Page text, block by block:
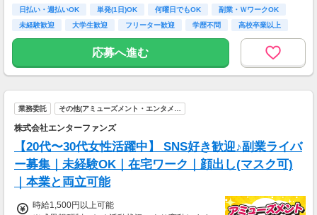
日払い・週払いOK 単発(1日)OK 何曜日でもOK
副業・ＷワークOK
未経験歓迎
大学生歓迎 フリーター歓迎 学歴不問 高校卒業以上
応募へ進む
業務委託 その他(アミューズメント・エンタメ…
株式会社エンターファンズ
【20代〜30代女性活躍中】 SNS好き歓迎♪副業ライバ
ー募集｜未経験OK｜在宅ワーク｜顔出し(マスク可)
｜本業と両立可能
時給1,500円以上可能